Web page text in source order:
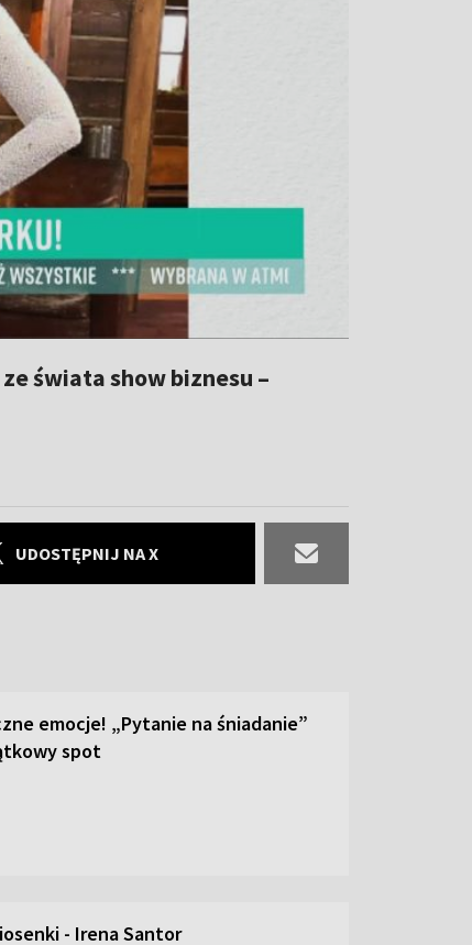
świata show biznesu –
UDOSTĘPNIJ NA X
emocje! „Pytanie na śniadanie”
spot
- Irena Santor